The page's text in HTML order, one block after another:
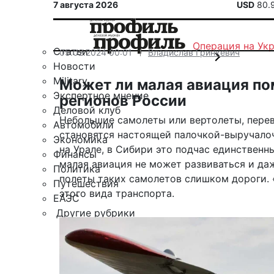
7 августа 2026 USD
Статьи
Новости
Military
Экспертное мнение
Деловой клуб
Автомобили
Экономика
Финансы
Политика
Путешествия
ЕАЭС
Другие рубрики
Спецпроект «Юрий Мамлеев»
Календарь событий
Зарубежье
Операция на
05.02.2024 00:01 Владислав Гринкевич
Может ли малая авиация
регионов России
Небольшие самолеты или вертолеты,
становятся настоящей палочкой-
на Урале, в Сибири это подчас
малая авиация не может развиваться и
полеты таких самолетов слишком
этого вида транспорта.